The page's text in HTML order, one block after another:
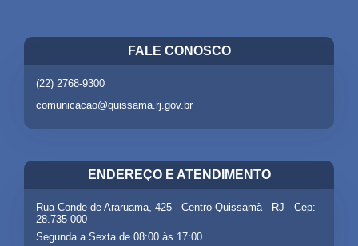
FALE CONOSCO
(22) 2768-9300
comunicacao@quissama.rj.gov.br
ENDEREÇO E ATENDIMENTO
Rua Conde de Araruama, 425 - Centro Quissamã - RJ - Cep:
28.735-000
Segunda a Sexta de 08:00 às 17:00